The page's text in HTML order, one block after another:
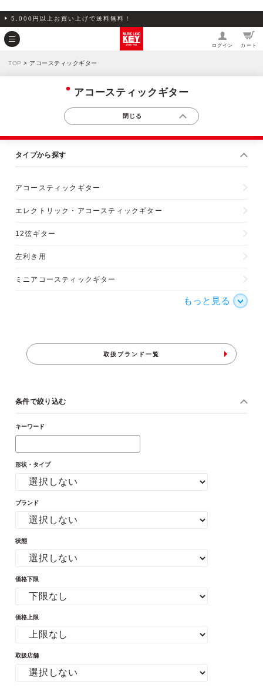
5,000円以上お買い上げで送料無料！
ログイン カート
TOP > アコースティックギター
アコースティックギター
タイプから探す
アコースティックギター
エレクトリック・アコースティックギター
12弦ギター
左利き用
ミニアコースティックギター
もっと見る
取扱ブランド一覧
条件で絞り込む
キーワード
形状・タイプ
ブランド
状態
価格下限
価格上限
取扱店舗